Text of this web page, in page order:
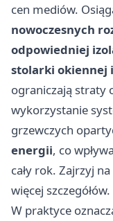
cen mediów.
nowoczesnych
odpowiedniej
stolarki okiennej
ograniczają straty
wykorzystanie
grzewczych
energii, co
cały rok. Zajrzyj na
więcej szczegółów.
W praktyce